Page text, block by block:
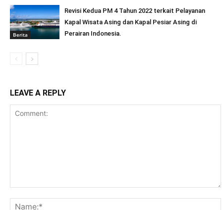
Berita
Revisi Kedua PM 4 Tahun 2022 terkait Pelayanan
Kapal Wisata Asing dan Kapal Pesiar Asing di
Perairan Indonesia.
LEAVE A REPLY